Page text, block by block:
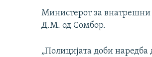
Министерот за внатрешни
Д.М. од Сомбор.
„Полицијата доби